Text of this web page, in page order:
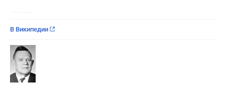
В Википедии